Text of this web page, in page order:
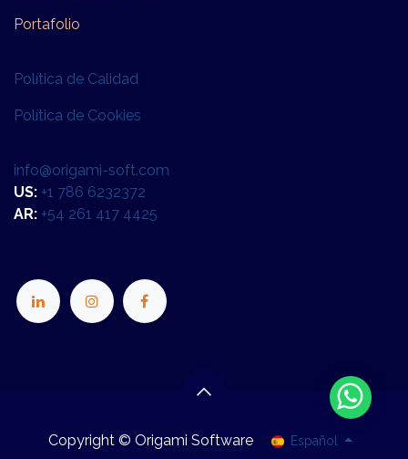
Política de Calidad
Política de Cookies
Po​​rta​folio
info@origami-soft.com
US: +1 786 6232372
AR: +54 261 417 4425
Copyright © Origami Software Español